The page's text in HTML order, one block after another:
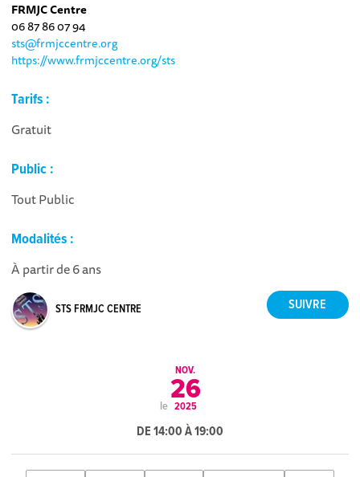
FRMJC Centre
06 87 86 07 94
sts@frmjccentre.org
https://www.frmjccentre.org/sts
Tarifs :
Gratuit
Public :
Tout Public
Modalités :
À partir de 6 ans
STS FRMJC CENTRE
le
NOV.
26
2025
DE 14:00 À 19:00